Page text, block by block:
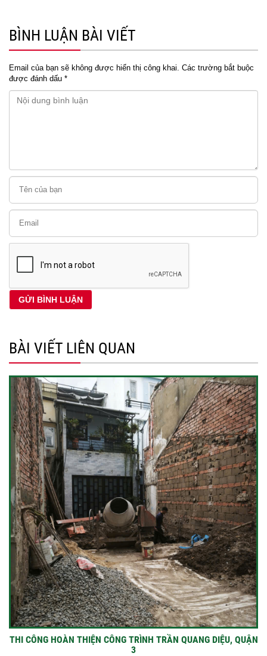
BÌNH LUẬN BÀI VIẾT
Email của bạn sẽ không được hiển thị công khai. Các trường bắt buộc
được đánh dấu *
BÀI VIẾT LIÊN QUAN
THI CÔNG HOÀN THIỆN CÔNG TRÌNH TRẦN QUANG DIỆU, QUẬN
3